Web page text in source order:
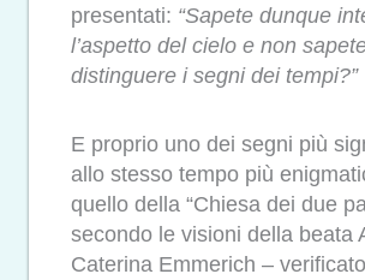
presentati: “Sapete dunque
l’aspetto del cielo e non
distinguere i segni dei tempi?”
E proprio uno dei segni più
allo stesso tempo più
quello della “Chiesa dei due
secondo le visioni della beata
Caterina Emmerich –